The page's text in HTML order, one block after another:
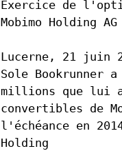
Exercice de
Mobimo Holding
Lucerne, 21 juin
Sole Bookrunner
millions que lui
convertibles de
l'échéance en
Holding